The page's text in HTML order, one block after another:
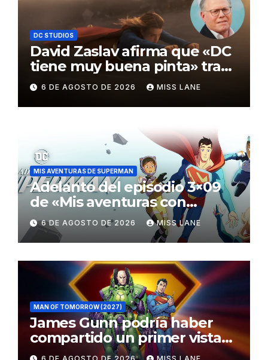
DC STUDIOS
David Zaslav afirma que «DC
tiene muy buena pinta» tras
el fracaso de «Supergirl»
6 DE AGOSTO DE 2026 MISS LANE
MIS AVENTURAS DE SUPERMAN
Adelanto del episodio 3×09
de «Mis aventuras con
Superman»
6 DE AGOSTO DE 2026 MISS LANE
MAN OF TOMORROW (2027)
James Gunn podría haber
compartido un primer vistazo
al traje de Brainiac